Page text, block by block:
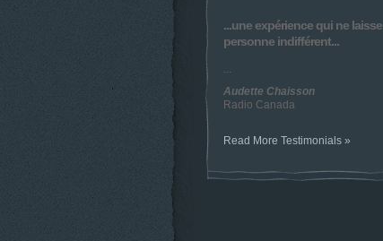
...une expérience qui ne laisse
personne indifférent...
...
Audette Chaisson
Radio Canada
Read More Testimonials »